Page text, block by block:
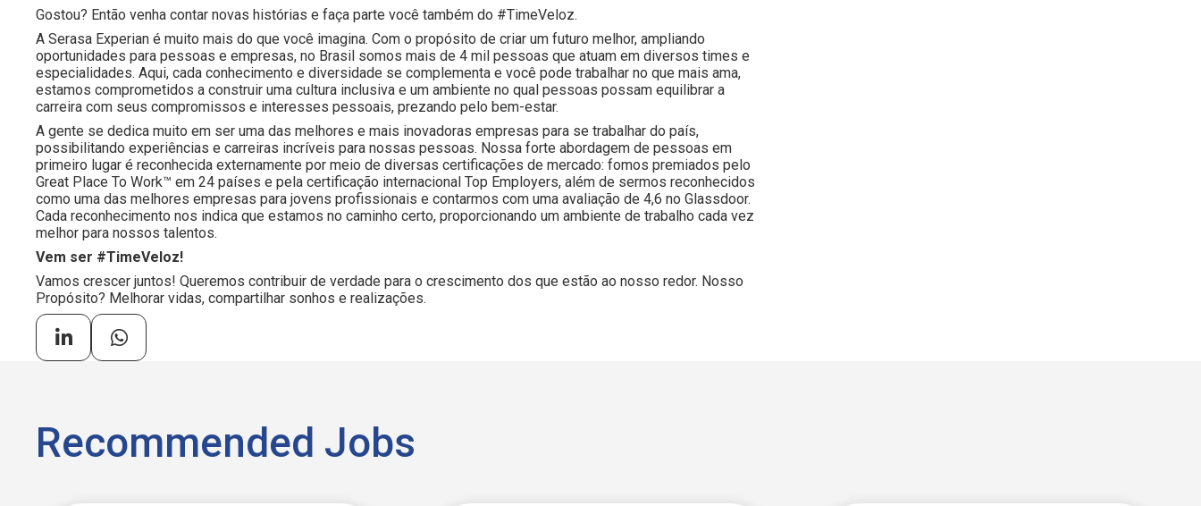
Gostou? Então venha contar novas histórias e faça parte você também do #TimeVeloz.
A Serasa Experian é muito mais do que você imagina. Com o propósito de criar um futuro melhor, ampliando
oportunidades para pessoas e empresas, no Brasil somos mais de 4 mil pessoas que atuam em diversos times e
especialidades. Aqui, cada conhecimento e diversidade se complementa e você pode trabalhar no que mais ama,
estamos comprometidos a construir uma cultura inclusiva e um ambiente no qual pessoas possam equilibrar a
carreira com seus compromissos e interesses pessoais, prezando pelo bem-estar.
A gente se dedica muito em ser uma das melhores e mais inovadoras empresas para se trabalhar do país,
possibilitando experiências e carreiras incríveis para nossas pessoas. Nossa forte abordagem de pessoas em
primeiro lugar é reconhecida externamente por meio de diversas certificações de mercado: fomos premiados pelo
Great Place To Work™ em 24 países e pela certificação internacional Top Employers, além de sermos reconhecidos
como uma das melhores empresas para jovens profissionais e contarmos com uma avaliação de 4,6 no Glassdoor.
Cada reconhecimento nos indica que estamos no caminho certo, proporcionando um ambiente de trabalho cada vez
melhor para nossos talentos.
Vem ser #TimeVeloz!
Vamos crescer juntos! Queremos contribuir de verdade para o crescimento dos que estão ao nosso redor. Nosso
Propósito? Melhorar vidas, compartilhar sonhos e realizações.
Recommended Jobs